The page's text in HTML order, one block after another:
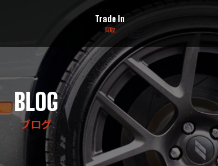
Trade In
買取
BLOG
ブログ